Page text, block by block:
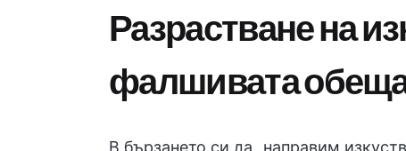
Разрастване на
фалшивата
В бързането си да „направим